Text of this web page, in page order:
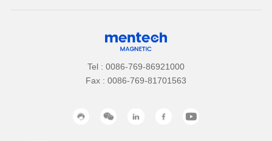
Tel : 0086-769-86921000
Fax : 0086-769-81701563